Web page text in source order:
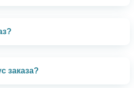
заказа?